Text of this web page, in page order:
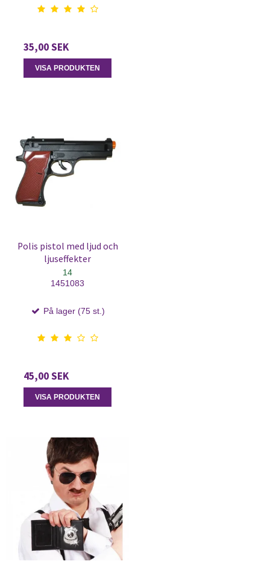
35,00 SEK
VISA PRODUKTEN
Polis pistol med ljud och
ljuseffekter
14
1451083
På lager (75 st.)
45,00 SEK
VISA PRODUKTEN